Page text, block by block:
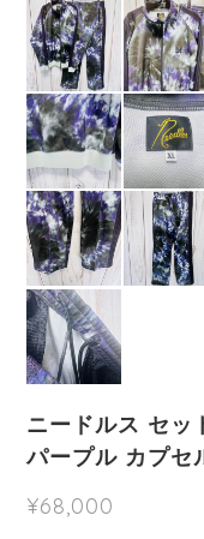
ニードルス セッ
パープル カプセ
¥68,000